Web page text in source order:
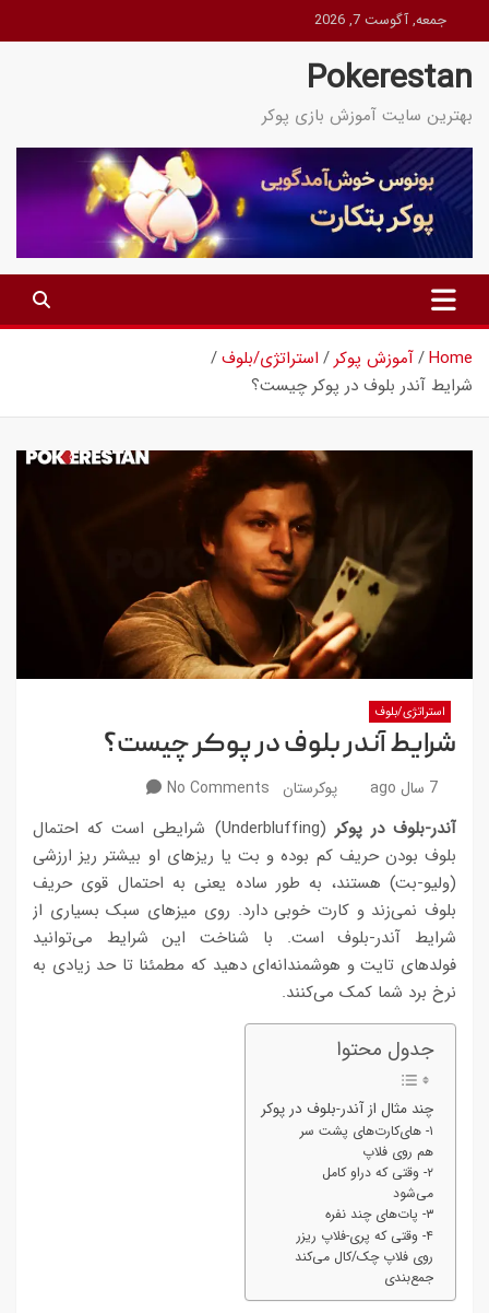
to
content
جمعه, آگوست 7, 2026
Pokerestan
بهترین سایت آموزش بازی پوکر
Home آموزش پوکر
استراتژی/بلوف
شرایط آندر بلوف در پوکر چیست؟
استراتژی/بلوف
شرایط آندر بلوف در پوکر چیست؟
7 سال ago پوکرستان No Comments
آندر-بلوف در پوکر
(Underbluffing) شرایطی است که احتمال
بلوف بودن حریف کم بوده و بت یا ریزهای او بیشتر ریز ارزشی
(ولیو-بت) هستند، به طور ساده یعنی به احتمال قوی حریف
بلوف نمی‌زند و کارت خوبی دارد. روی میزهای سبک بسیاری از
شرایط آندر-بلوف است. با شناخت این شرایط می‌توانید
فولدهای تایت و هوشمندانه‌ای دهید که مطمئنا تا حد زیادی به
نرخ برد شما کمک می‌کنند.
جدول محتوا
چند مثال از آندر-بلوف در پوکر
۱- های‌کارت‌های پشت سر
هم روی فلاپ
۲- وقتی که دراو کامل
می‌شود
۳- پات‌های چند نفره
۴- وقتی که پری-فلاپ ریزر
روی فلاپ چک/کال می‌کند
جمع‌بندی